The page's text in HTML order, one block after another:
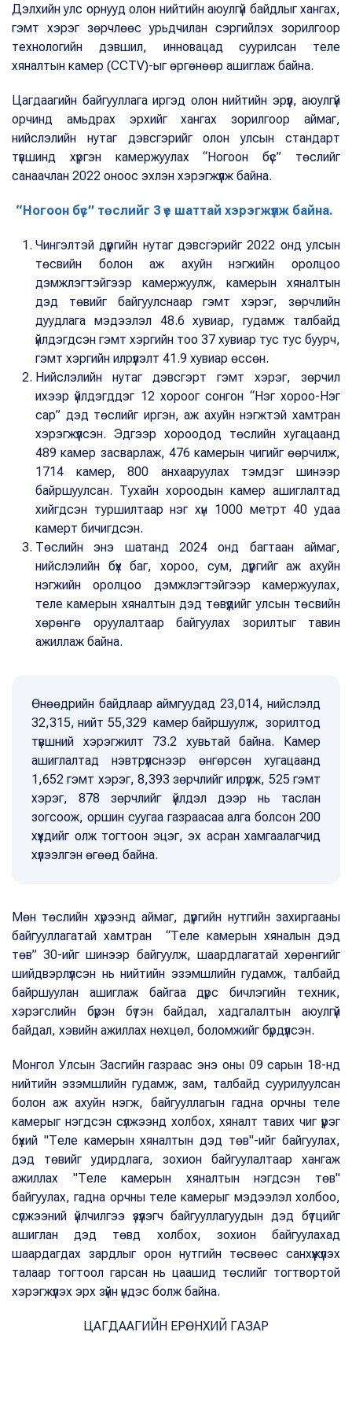
Дэлхийн улс орнууд олон нийтийн аюулгүй байдлыг хангах,
гэмт хэрэг зөрчлөөс урьдчилан сэргийлэх зорилгоор
технологийн дэвшил, инновацад суурилсан теле
хяналтын камер (CCTV)-ыг өргөнөөр ашиглаж байна.
Цагдаагийн байгууллага иргэд олон нийтийн эрүүл, аюулгүй
орчинд амьдрах эрхийг хангах зорилгоор аймаг,
нийслэлийн нутаг дэвсгэрийг олон улсын стандарт
түвшинд хүргэн камержуулах “Ногоон бүс” төслийг
санаачлан 2022 оноос эхлэн хэрэгжүүлж байна.
“Ногоон бүс” төслийг 3 үе шаттай хэрэгжүүлж байна.
Чингэлтэй дүүргийн нутаг дэвсгэрийг 2022 онд улсын
төсвийн болон аж ахуйн нэгжийн оролцоо
дэмжлэгтэйгээр камержуулж, камерын хяналтын
дэд төвийг байгуулснаар гэмт хэрэг, зөрчлийн
дуудлага мэдээлэл 48.6 хувиар, гудамж талбайд
үйлдэгдсэн гэмт хэргийн тоо 37 хувиар тус тус буурч,
гэмт хэргийн илрүүлэлт 41.9 хувиар өссөн.
Нийслэлийн нутаг дэвсгэрт гэмт хэрэг, зөрчил
ихээр үйлдэгддэг 12 хороог сонгон “Нэг хороо-Нэг
сар” дэд төслийг иргэн, аж ахуйн нэгжтэй хамтран
хэрэгжүүлсэн. Эдгээр хороодод төслийн хугацаанд
489 камер засварлаж, 476 камерын чигийг өөрчилж,
1714 камер, 800 анхааруулах тэмдэг шинээр
байршуулсан. Тухайн хороодын камер ашиглалтад
хийгдсэн туршилтаар нэг хүн 1000 метрт 40 удаа
камерт бичигдсэн.
Төслийн энэ шатанд 2024 онд багтаан аймаг,
нийслэлийн бүх баг, хороо, сум, дүүргийг аж ахуйн
нэгжийн оролцоо дэмжлэгтэйгээр камержуулах,
теле камерын хяналтын дэд төвүүдийг улсын төсвийн
хөрөнгө оруулалтаар байгуулах зорилтыг тавин
ажиллаж байна.
Өнөөдрийн байдлаар аймгуудад 23,014, нийслэлд
32,315, нийт 55,329 камер байршуулж, зорилтод
түвшний хэрэгжилт 73.2 хувьтай байна. Камер
ашиглалтад нэвтрүүлснээр өнгөрсөн хугацаанд
1,652 гэмт хэрэг, 8,393 зөрчлийг илрүүлж, 525 гэмт
хэрэг, 878 зөрчлийг үйлдэл дээр нь таслан
зогсоож, оршин суугаа газраасаа алга болсон 200
хүүхдийг олж тогтоон эцэг, эх асран хамгаалагчид
хүлээлгэн өгөөд байна.
Мөн төслийн хүрээнд аймаг, дүүргийн нутгийн захиргааны
байгууллагатай хамтран “Теле камерын хяналын дэд
төв” 30-ийг шинээр байгуулж, шаардлагатай хөрөнгийг
шийдвэрлүүлсэн нь нийтийн эзэмшлийн гудамж, талбайд
байршуулан ашиглаж байгаа дүрс бичлэгийн техник,
хэрэгслийн бүрэн бүтэн байдал, хадгалалтын аюулгүй
байдал, хэвийн ажиллах нөхцөл, боломжийг бүрдүүлсэн.
Монгол Улсын Засгийн газраас энэ оны 09 сарын 18-нд
нийтийн эзэмшлийн гудамж, зам, талбайд суурилуулсан
болон аж ахуйн нэгж, байгууллагын гадна орчны теле
камерыг нэгдсэн сүлжээнд холбох, хяналт тавих чиг үүрэг
бүхий "Теле камерын хяналтын дэд төв"-ийг байгуулах,
дэд төвийг удирдлага, зохион байгуулалтаар хангаж
ажиллах "Теле камерын хяналтын нэгдсэн төв"
байгуулах, гадна орчны теле камерыг мэдээлэл холбоо,
сүлжээний үйлчилгээ үзүүлэгч байгууллагуудын дэд бүтцийг
ашиглан дэд төвд холбох, зохион байгуулахад
шаардагдах зардлыг орон нутгийн төсвөөс санхүүжүүлэх
талаар тогтоол гарсан нь цаашид төслийг тогтвортой
хэрэгжүүлэх эрх зүйн үндэс болж байна.
ЦАГДААГИЙН ЕРӨНХИЙ ГАЗАР